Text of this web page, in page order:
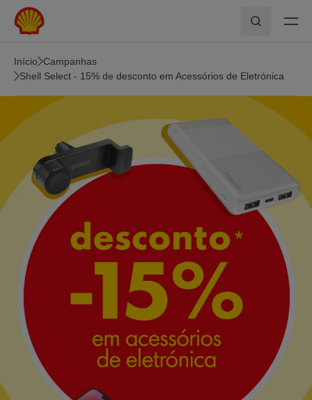
Skip to main content
Pesquisar
Início Campanhas
Shell Select - 15% de desconto em Acessórios de Eletrónica